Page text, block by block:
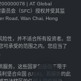
| AT Global
员会（SFC）授权并受其监
Road, Wan Chai, Hong
险性，并不适合所有投资者。您
可承受的范围之内。您应当了
服务，这些国家包括但不限于
坚合众国 (USA)，若服务的此